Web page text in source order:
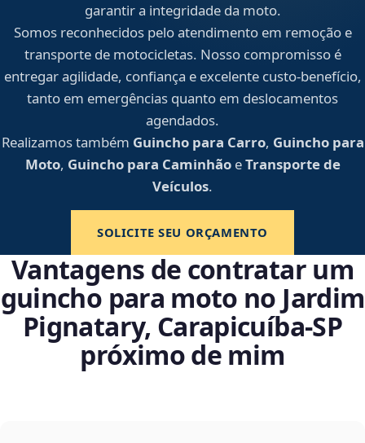
garantir a integridade da moto.
Somos reconhecidos pelo atendimento em remoção e
transporte de motocicletas. Nosso compromisso é
entregar agilidade, confiança e excelente custo-benefício,
tanto em emergências quanto em deslocamentos
agendados.
Realizamos também Guincho para Carro, Guincho para
Moto, Guincho para CaminhãoeTransporte de
Veículos.
SOLICITE SEU ORÇAMENTO
Vantagens de contratar um
guincho para moto no Jardim
Pignatary, Carapicuíba‑SP
próximo de mim